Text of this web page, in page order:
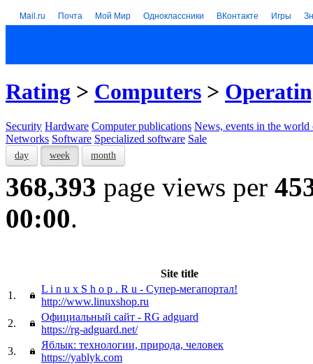
Mail.ru Почта Мой Мир Одноклассники ВКонтакте Игры
Rating > Computers >
Security Hardware Computer publications News, events in the world
Networks Software Specialized software Sale
day week month
368,393 page views per
00:00.
Site title
1.
L i n u x S h o p . R u - Супер-мегапортал!
http://www.linuxshop.ru
2.
Официальный сайт - RG adguard
https://rg-adguard.net/
3.
Яблык: технологии, природа, человек
https://yablyk.com